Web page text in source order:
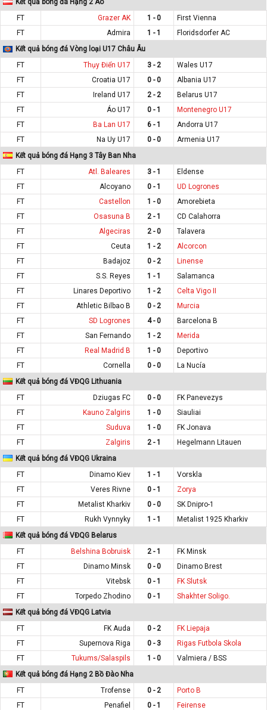
FT
Grazer AK 1 - 0
First Vienna
FT
Admira 1 - 1
Floridsdorfer AC
Kết quả bóng đá Vòng loại U17 Châu Âu
FT
Thụy Điển U17 3 - 2
Wales U17
FT
Croatia U17 0 - 0
Albania U17
FT
Ireland U17 2 - 2
Belarus U17
FT
Áo U17 0 - 1
Montenegro U17
FT
Ba Lan U17 6 - 1
Andorra U17
FT
Na Uy U17 0 - 0
Armenia U17
Kết quả bóng đá Hạng 3 Tây Ban Nha
FT
Atl. Baleares 3 - 1
Eldense
FT
Alcoyano 0 - 1
UD Logrones
FT
Castellon 1 - 0
Amorebieta
FT
Osasuna B 2 - 1
CD Calahorra
FT
Algeciras 2 - 0
Talavera
FT
Ceuta 1 - 2
Alcorcon
FT
Badajoz 0 - 2
Linense
FT
S.S. Reyes 1 - 1
Salamanca
FT
Linares Deportivo 1 - 2
Celta Vigo II
FT
Athletic Bilbao B 0 - 2
Murcia
FT
SD Logrones 4 - 0
Barcelona B
FT
San Fernando 1 - 2
Merida
FT
Real Madrid B 1 - 0
Deportivo
FT
Cornella 0 - 0
La Nucía
Kết quả bóng đá VĐQG Lithuania
FT
Dziugas FC 0 - 0
FK Panevezys
FT
Kauno Zalgiris 1 - 0
Siauliai
FT
Suduva 1 - 0
FK Jonava
FT
Zalgiris 2 - 1
Hegelmann Litauen
Kết quả bóng đá VĐQG Ukraina
FT
Dinamo Kiev 1 - 1
Vorskla
FT
Veres Rivne 0 - 1
Zorya
FT
Metalist Kharkiv 0 - 0
SK Dnipro-1
FT
Rukh Vynnyky 1 - 1
Metalist 1925 Kharkiv
Kết quả bóng đá VĐQG Belarus
FT
Belshina Bobruisk 2 - 1
FK Minsk
FT
Dinamo Minsk 0 - 0
Dinamo Brest
FT
Vitebsk 0 - 1
FK Slutsk
FT
Torpedo Zhodino 0 - 1
Shakhter Soligo.
Kết quả bóng đá VĐQG Latvia
FT
FK Auda 0 - 2
FK Liepaja
FT
Supernova Riga 0 - 3
Rigas Futbola Skola
FT
Tukums/Salaspils 1 - 0
Valmiera / BSS
Kết quả bóng đá Hạng 2 Bồ Đào Nha
FT
Trofense 0 - 2
Porto B
FT
Penafiel 0 - 1
Feirense